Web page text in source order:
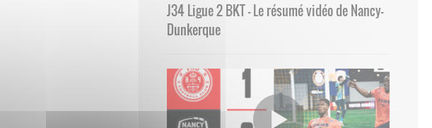
J34 Ligue 2 BKT - Le résumé vidéo de Nancy-
Dunkerque